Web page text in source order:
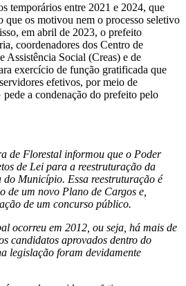
temporários entre 2021 e 2024, que
que os motivou nem o processo seletivo
em abril de 2023, o prefeito
coordenadores dos Centro de
Assistência Social (Creas) e de
exercício de função gratificada que
efetivos, por meio de
a condenação do prefeito pelo
de Florestal informou que o Poder
de Lei para a reestruturação da
Município. Essa reestruturação é
de um novo Plano de Cargos e,
de um concurso público.
ocorreu em 2012, ou seja, há mais de
candidatos aprovados dentro do
legislação foram devidamente